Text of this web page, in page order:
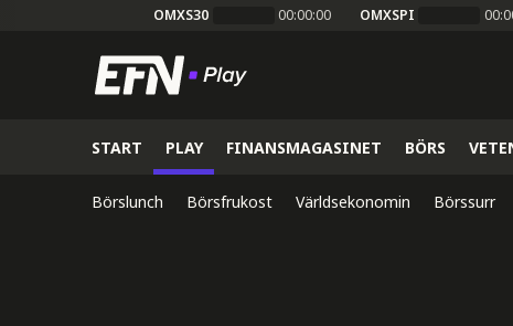
OMXS30 00:00:00 OMXSPI
START PLAY FINANSMAGASINET BÖRS
Börslunch Börsfrukost Världsekonomin Börssurr